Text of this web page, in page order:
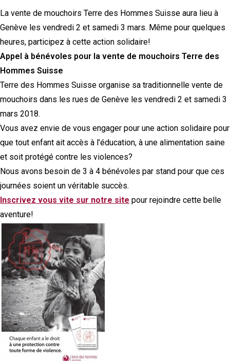
La vente de mouchoirs Terre des Hommes Suisse aura lieu à
Genève les vendredi 2 et samedi 3 mars. Même pour quelques
heures, participez à cette action solidaire!
Appel à bénévoles pour la vente de mouchoirs Terre des
Hommes Suisse
Terre des Hommes Suisse organise sa traditionnelle vente de
mouchoirs dans les rues de Genève les vendredi 2 et samedi 3
mars 2018.
Vous avez envie de vous engager pour une action solidaire pour
que tout enfant ait accès à l’éducation, à une alimentation saine
et soit protégé contre les violences?
Nous avons besoin de 3 à 4 bénévoles par stand pour que ces
journées soient un véritable succès.
Inscrivez vous vite sur notre site pour rejoindre cette belle
aventure!